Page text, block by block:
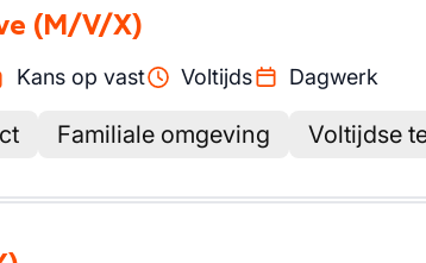
(M/V/X)
Kans op vast Voltijds Dagwerk
Familiale omgeving Voltijdse